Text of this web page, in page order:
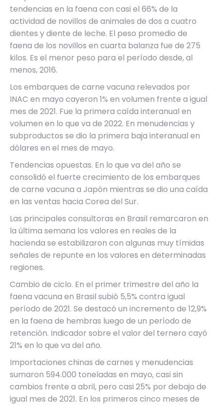
tendencias en la faena con casi el 66% de la
actividad de novillos de animales de dos a cuatro
dientes y diente de leche. El peso promedio de
faena de los novillos en cuarta balanza fue de 275
kilos. Es el menor peso para el período desde, al
menos, 2016.
Los embarques de carne vacuna relevados por
INAC en mayo cayeron 1% en volumen frente a igual
mes de 2021. Fue la primera caída interanual en
volumen en lo que va de 2022. En menudencias y
subproductos se dio la primera baja interanual en
dólares en el mes de mayo.
Tendencias opuestas. En lo que va del año se
consolidó el fuerte crecimiento de los embarques
de carne vacuna a Japón mientras se dio una caída
en las ventas hacia Corea del Sur.
Las principales consultoras en Brasil remarcaron en
la última semana los valores en reales de la
hacienda se estabilizaron con algunas muy tímidas
señales de repunte en los valores en determinadas
regiones.
Cambio de ciclo. En el primer trimestre del año la
faena vacuna en Brasil subió 5,5% contra igual
período de 2021. Se destacó un incremento de 12,9%
en la faena de hembras luego de un período de
retención. Indicador sobre el valor del ternero cayó
21% en lo que va del año.
Importaciones chinas de carnes y menudencias
sumaron 594.000 toneladas en mayo, casi sin
cambios frente a abril, pero casi 25% por debajo de
igual mes de 2021. En los primeros cinco meses de